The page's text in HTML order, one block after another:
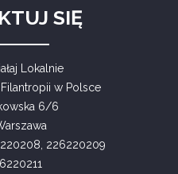
SIĘ
Lokalnie
w Polsce
6/6
226220209